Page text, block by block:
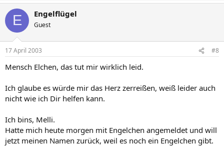
E Engelflügel
Guest
17 April 2003 #8
Mensch Elchen, das tut mir wirklich leid.
Ich glaube es würde mir das Herz zerreißen, weiß leider auch
nicht wie ich Dir helfen kann.
Ich bins, Melli.
Hatte mich heute morgen mit Engelchen angemeldet und will
jetzt meinen Namen zurück, weil es noch ein Engelchen gibt.